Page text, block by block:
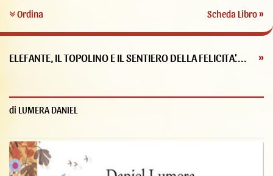
Ordina
Scheda Libro »
ELEFANTE, IL TOPOLINO E IL SENTIERO DELLA FELICITA'.... »
di LUMERA DANIEL